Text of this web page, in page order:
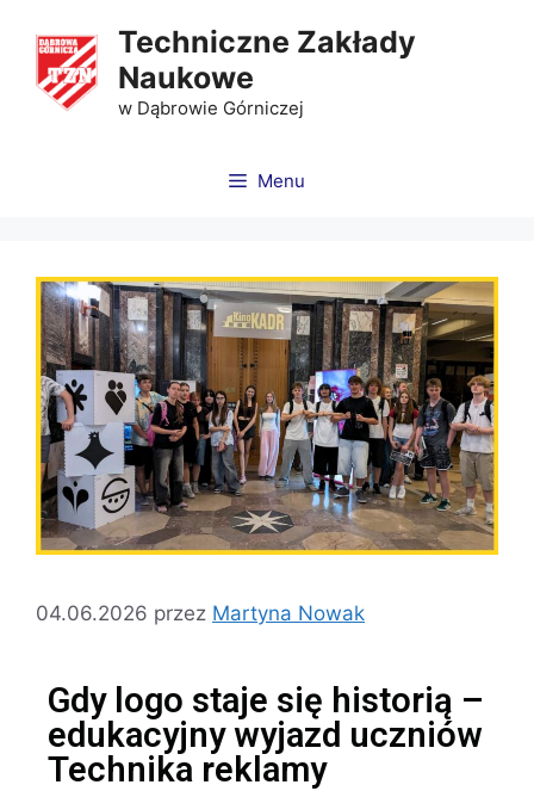
Techniczne Zakłady
Naukowe
w Dąbrowie Górniczej
Menu
04.06.2026 przez Martyna Nowak
Gdy logo staje się historią –
edukacyjny wyjazd uczniów
Technika reklamy